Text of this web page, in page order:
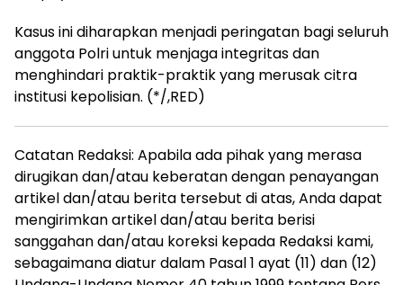
Kasus ini diharapkan menjadi peringatan bagi seluruh
anggota Polri untuk menjaga integritas dan
menghindari praktik-praktik yang merusak citra
institusi kepolisian. (*/,RED)
Catatan Redaksi: Apabila ada pihak yang merasa
dirugikan dan/atau keberatan dengan penayangan
artikel dan/atau berita tersebut di atas, Anda dapat
mengirimkan artikel dan/atau berita berisi
sanggahan dan/atau koreksi kepada Redaksi kami,
sebagaimana diatur dalam Pasal 1 ayat (11) dan (12)